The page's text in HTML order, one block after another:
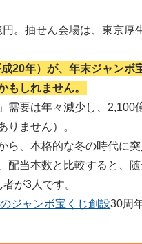
。抽せん会場は、東京厚
20年）が、年末ジャン
もしれません。
需要は年々減少し、
りません）。
ら、本格的な冬の時代に突
配当本数と比較すると、
が3人です。
ジャンボ宝くじ創設30周